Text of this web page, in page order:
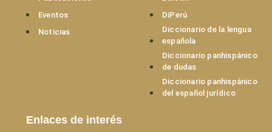
Eventos
Noticias
DiPerú
Diccionario de la lengua
española
Diccionario panhispánico
de dudas
Diccionario panhispánico
del español jurídico
Enlaces de interés